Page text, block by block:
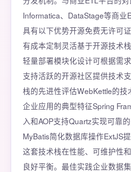
Informatica、DataStage等商业
具有以下优势开源免费无许可
有成本定制灵活基于开源技术
轻量部署模块化设计可根据需
支持活跃的开源社区提供技术
栈的先进性评估WebKettle的技
企业应用的典型特征Spring
入和AOP支持Quartz实现可靠
MyBatis简化数据库操作ExtJS
这套技术栈在性能、可维护性
良好平衡。最佳实践企业数据